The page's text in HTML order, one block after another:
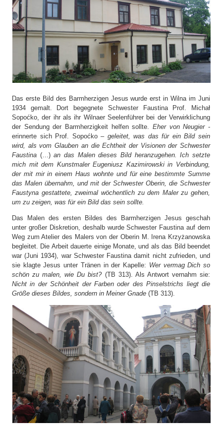
Das erste Bild des Barmherzigen Jesus wurde erst in Wilna im Juni
1934 gemalt. Dort begegnete Schwester Faustina Prof. Michał
Sopoćko, der ihr als ihr Wilnaer Seelenführer bei der Verwirklichung
der Sendung der Barmherzigkeit helfen sollte. Eher von Neugier-
erinnerte sich Prof. Sopoćko – geleitet, was das für ein Bild sein
wird, als vom Glauben an die Echtheit der Visionen der Schwester
Faustina (…)an das Malen dieses Bild heranzugehen. Ich setzte
mich mit dem Kunstmaler Eugeniusz Kazimirowski in Verbindung,
der mit mir in einem Haus wohnte und für eine bestimmte Summe
das Malen übernahm, und mit der Schwester Oberin, die Schwester
Faustyna gestattete, zweimal wöchentlich zu dem Maler zu gehen,
um zu zeigen, was für ein Bild das sein sollte.
Das Malen des ersten Bildes des Barmherzigen Jesus geschah
unter großer Diskretion, deshalb wurde Schwester Faustina auf dem
Weg zum Atelier des Malers von der Oberin M. Irena Krzyżanowska
begleitet. Die Arbeit dauerte einige Monate, und als das Bild beendet
war (Juni 1934), war Schwester Faustina damit nicht zufrieden, und
sie klagte Jesus unter Tränen in der Kapelle: Wer vermag Dich so
schön zu malen, wie Du bist?(TB 313). Als Antwort vernahm sie:
Nicht in der Schönheit der Farben oder des Pinselstrichs liegt die
Größe dieses Bildes, sondern in Meiner Gnade (TB 313).